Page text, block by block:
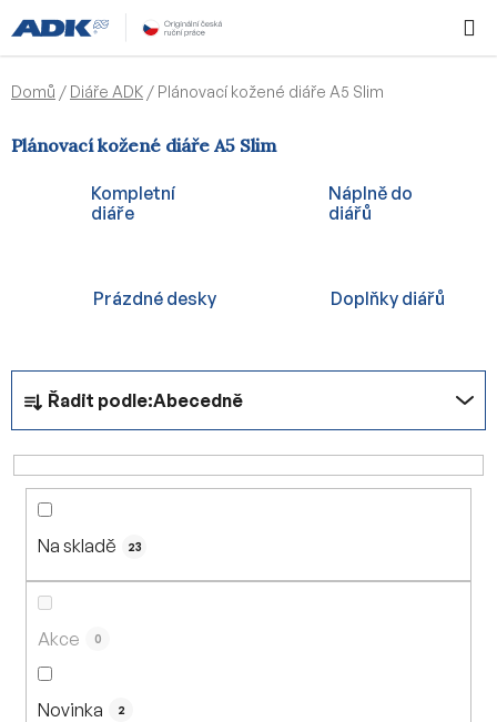
na
obsah
KOŠÍK
Domů / Diáře ADK / Plánovací kožené diáře A5 Slim
Plánovací kožené diáře A5 Slim
Kompletní
diáře
Náplně do
diářů
Prázdné desky Doplňky diářů
Ř
z
e
n
Řadit podle:Abecedně
Na skladě 23
Akce 0
Novinka 2